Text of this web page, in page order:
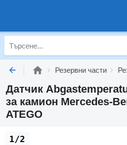
Резервни части
Датчик
за камион Mercedes-
ATEGO
1/2